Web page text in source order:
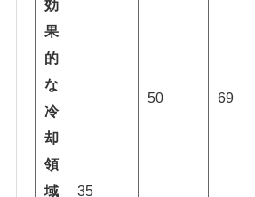
効
果
的
な
冷
却
領
域
35
50 69